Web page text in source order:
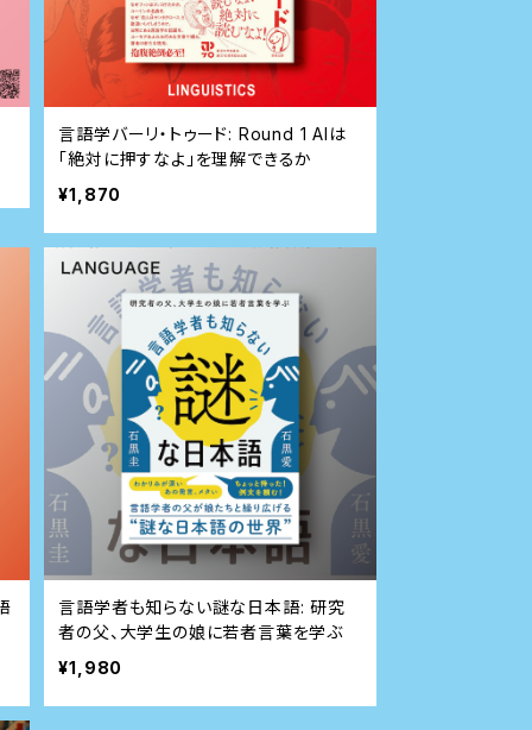
言語学バーリ・トゥード: Round 1 AIは
「絶対に押すなよ」を理解できるか
¥1,870
言語学者も知らない謎な日本語: 研究
者の父、大学生の娘に若者言葉を学ぶ
¥1,980